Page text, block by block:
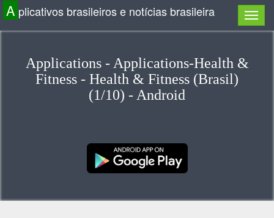
A plicativos brasileiros e notícias brasileira
Applications - Applications-Health &
Fitness - Health & Fitness (Brasil)
(1/10) - Android